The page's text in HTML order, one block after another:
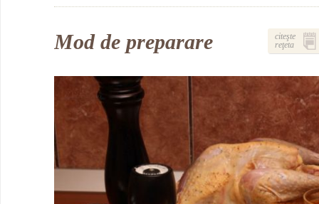
Mod de preparare
citeşte
reţeta